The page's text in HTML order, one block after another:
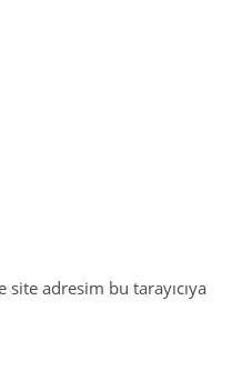
adresim bu tarayıcıya